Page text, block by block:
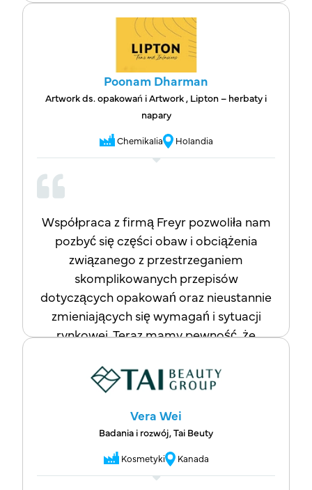
Poonam Dharman
Artwork ds. opakowań i Artwork , Lipton – herbaty i
napary
Chemikalia Holandia
Współpraca z firmą Freyr pozwoliła nam
pozbyć się części obaw i obciążenia
związanego z przestrzeganiem
skomplikowanych przepisów
dotyczących opakowań oraz nieustannie
zmieniających się wymagań i sytuacji
rynkowej. Teraz mamy pewność, że
jesteśmy w dobrych rękach. Jeśli Państwa
firma również boryka się z trudnościami
w zrozumieniu skomplikowanych
wymogów dotyczących zgodności
jako niezawodnego i wartościowego
partnera w zakresie projektów
Vera Wei
Badania i rozwój, Tai Beuty
Kosmetyki Kanada